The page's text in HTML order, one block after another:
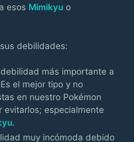
esos Mimikyu o
debilidades:
más importante a
el mejor tipo y no
en nuestro Pokémon
evitarlos; especialmente
.
muy incómoda debido